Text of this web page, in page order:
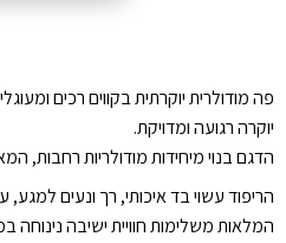
פה מודולרית יוקרתית בקווים רכים
יוקרה רגועה ומדויקת.
הדגם בנוי מיחידות מודולריות רחבות,
הריפוד עשוי בד איכותי, רך ונעים
המלאות משלימות חוויית ישיבה נינוחה